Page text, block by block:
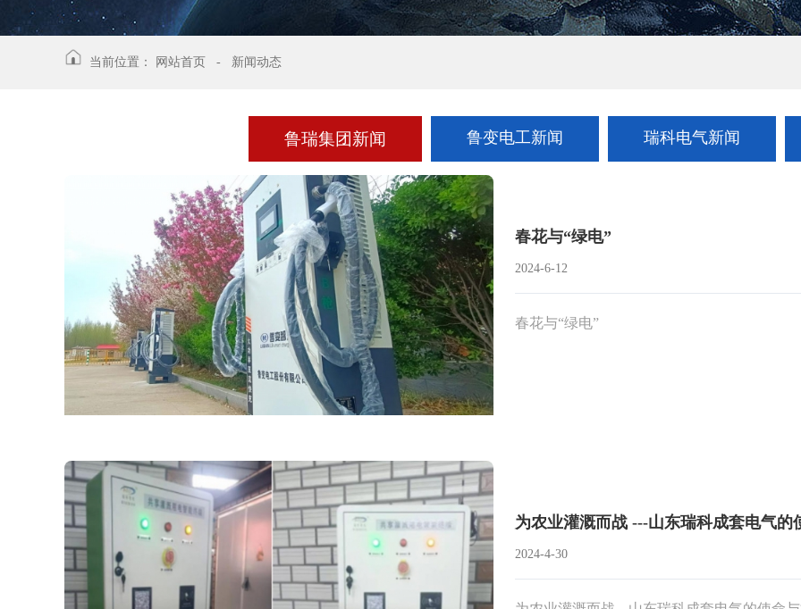
当前位置： 网站首页 - 新闻动态
鲁瑞集团新闻 鲁变电工新闻 瑞科电气新闻
春花与“绿电”
2024-6-12
春花与“绿电”
为农业灌溉而战 ---山东瑞科成套电气的
2024-4-30